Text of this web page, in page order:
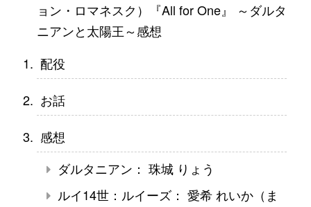
ョン・ロマネスク）『All for One』 ～ダルタ
ニアンと太陽王～感想
配役
お話
感想
ダルタニアン： 珠城 りょう
ルイ14世：ルイーズ： 愛希 れいか（ま